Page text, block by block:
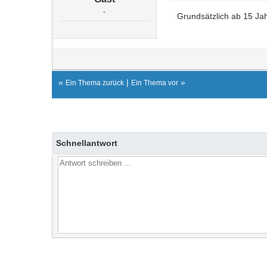
- Grundsätzlich ab 15
« Ein Thema zurück | Ein Thema vor »
Schnellantwort